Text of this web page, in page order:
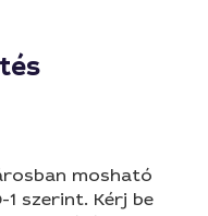
mosható
szerint. Kérj be